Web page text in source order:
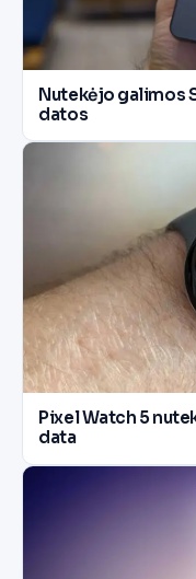
Nutekėjo galimos
datos
Pixel Watch 5
data